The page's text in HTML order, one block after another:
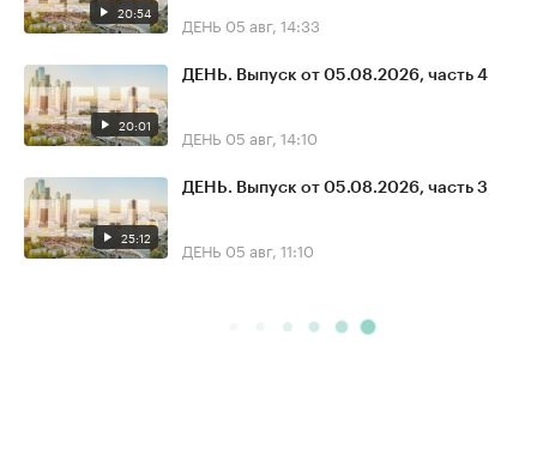
20:54 ДЕНЬ 05 авг, 14:33
20:01
ДЕНЬ. Выпуск от 05.08.2026, часть 4
ДЕНЬ 05 авг, 14:10
25:12
ДЕНЬ. Выпуск от 05.08.2026, часть 3
ДЕНЬ 05 авг, 11:10